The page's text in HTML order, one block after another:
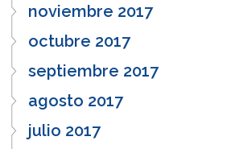
noviembre 2017
octubre 2017
septiembre 2017
agosto 2017
julio 2017